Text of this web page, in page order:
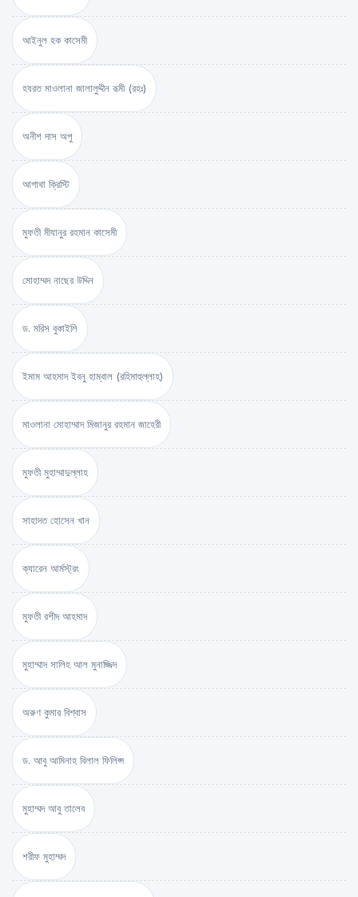
আইনুল হক কাসেমী
হযরত মাওলানা জালালুদ্দীন রূমী (রহঃ)
অনীশ দাস অপু
আগাথা ক্রিস্টি
মুফতী মীযানুর রহমান কাসেমী
মোহাম্মদ নাছের উদ্দিন
ড. মরিস বুকাইলি
ইমাম আহমাদ ইবনু হাম্বাল (রহিমাহুল্লাহ)
মাওলানা মোহাম্মাদ মিজানুর রহমান জাহেরী
মুফতী মুহাম্মাদুল্লাহ
সাহাদত হোসেন খান
ক্যারেন আর্মস্ট্রং
মুফতী রশীদ আহমাদ
মুহাম্মাদ সালিহ আল মুনাজ্জিদ
অরুণ কুমার বিশ্বাস
ড. আবু আমিনাহ বিলাল ফিলিপ্স
মুহাম্মদ আবু তালেব
শরীফ মুহাম্মদ